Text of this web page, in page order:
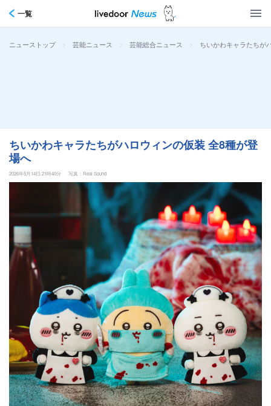
一覧
ニューストップ > 芸能ニュース > 芸能総合ニュース > ちいかわキャラたちが
ちいかわキャラたちがハロウィンの仮装 全8種が登
場へ
2026年5月14日 21時40分 写真：Real Sound